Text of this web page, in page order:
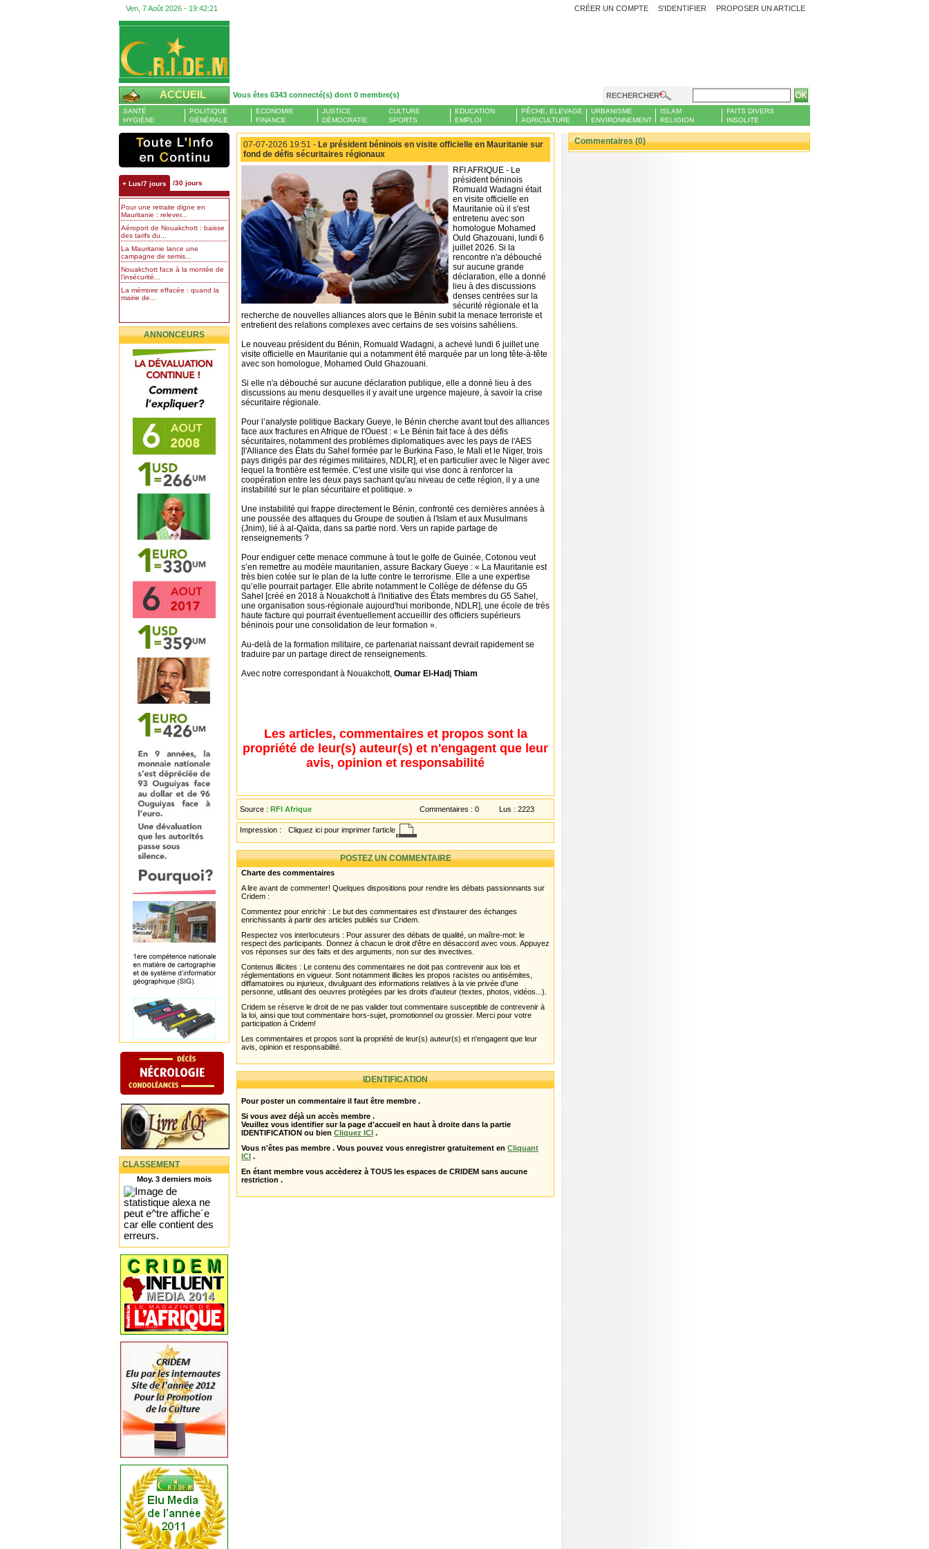
Ven, 7 Août 2026 - 19:42:22 PROPOSER UN ARTICLE
CRÉER UN COMPTE S'IDENTIFIER
ACCUEIL Vous êtes 6343 connecté(s) dont 0 membre(s) RECHERCHER
SANTÉ
HYGIÈNE
POLITIQUE
GÉNÉRALE
ECONOMIE
FINANCE
JUSTICE
DÉMOCRATIE
CULTURE
SPORTS
EDUCATION
EMPLOI
PÊCHE, ELEVAGE
AGRICULTURE
URBANISME
ENVIRONNEMENT
ISLAM
RELIGION
FAITS DIVERS
INSOLITE
+ Lus/7 jours /30 jours
Pour une retraite digne en
Mauritanie : relever...
Aéroport de Nouakchott : baisse
des tarifs du...
La Mauritanie lance une
campagne de semis...
Nouakchott face à la montée de
l’insécurité...
La mémoire effacée : quand la
mairie de...
ANNONCEURS
CLASSEMENT
Moy. 3 derniers mois
07-07-2026 19:51 - Le président béninois en visite officielle en Mauritanie sur
fond de défis sécuritaires régionaux
RFI AFRIQUE - Le
président béninois
Romuald Wadagni était
en visite officielle en
Mauritanie où il s'est
entretenu avec son
homologue Mohamed
Ould Ghazouani, lundi 6
juillet 2026. Si la
rencontre n'a débouché
sur aucune grande
déclaration, elle a donné
lieu à des discussions
denses centrées sur la
sécurité régionale et la
recherche de nouvelles alliances alors que le Bénin subit la menace terroriste et
entretient des relations complexes avec certains de ses voisins sahéliens.
Le nouveau président du Bénin, Romuald Wadagni, a achevé lundi 6 juillet une
visite officielle en Mauritanie qui a notamment été marquée par un long tête-à-tête
avec son homologue, Mohamed Ould Ghazouani.
Si elle n'a débouché sur aucune déclaration publique, elle a donné lieu à des
discussions au menu desquelles il y avait une urgence majeure, à savoir la crise
sécuritaire régionale.
Pour l’analyste politique Backary Gueye, le Bénin cherche avant tout des alliances
face aux fractures en Afrique de l'Ouest : « Le Bénin fait face à des défis
sécuritaires, notamment des problèmes diplomatiques avec les pays de l'AES
[l'Alliance des États du Sahel formée par le Burkina Faso, le Mali et le Niger, trois
pays dirigés par des régimes militaires, NDLR], et en particulier avec le Niger avec
lequel la frontière est fermée. C'est une visite qui vise donc à renforcer la
coopération entre les deux pays sachant qu'au niveau de cette région, il y a une
instabilité sur le plan sécuritaire et politique. »
Une instabilité qui frappe directement le Bénin, confronté ces dernières années à
une poussée des attaques du Groupe de soutien à l'Islam et aux Musulmans
(Jnim), lié à al-Qaïda, dans sa partie nord. Vers un rapide partage de
renseignements ?
Pour endiguer cette menace commune à tout le golfe de Guinée, Cotonou veut
s’en remettre au modèle mauritanien, assure Backary Gueye : « La Mauritanie est
très bien cotée sur le plan de la lutte contre le terrorisme. Elle a une expertise
qu’elle pourrait partager. Elle abrite notamment le Collège de défense du G5
Sahel [créé en 2018 à Nouakchott à l'initiative des États membres du G5 Sahel,
une organisation sous-régionale aujourd'hui moribonde, NDLR], une école de très
haute facture qui pourrait éventuellement accueillir des officiers supérieurs
béninois pour une consolidation de leur formation ».
Au-delà de la formation militaire, ce partenariat naissant devrait rapidement se
traduire par un partage direct de renseignements.
Avec notre correspondant à Nouakchott, Oumar El-Hadj Thiam
Les articles, commentaires et propos sont la
propriété de leur(s) auteur(s) et n'engagent que leur
avis, opinion et responsabilité
Source : RFI Afrique Commentaires : 0 Lus : 2223
Impression : Cliquez ici pour imprimer l'article
POSTEZ UN COMMENTAIRE
Charte des commentaires
A lire avant de commenter! Quelques dispositions pour rendre les débats passionnants sur
Cridem :
Commentez pour enrichir : Le but des commentaires est d'instaurer des échanges
enrichissants à partir des articles publiés sur Cridem.
Respectez vos interlocuteurs : Pour assurer des débats de qualité, un maître-mot: le
respect des participants. Donnez à chacun le droit d'être en désaccord avec vous. Appuyez
vos réponses sur des faits et des arguments, non sur des invectives.
Contenus illicites : Le contenu des commentaires ne doit pas contrevenir aux lois et
réglementations en vigueur. Sont notamment illicites les propos racistes ou antisémites,
diffamatoires ou injurieux, divulguant des informations relatives à la vie privée d'une
personne, utilisant des oeuvres protégées par les droits d'auteur (textes, photos, vidéos...).
Cridem se réserve le droit de ne pas valider tout commentaire susceptible de contrevenir à
la loi, ainsi que tout commentaire hors-sujet, promotionnel ou grossier. Merci pour votre
participation à Cridem!
Les commentaires et propos sont la propriété de leur(s) auteur(s) et n'engagent que leur
avis, opinion et responsabilité.
IDENTIFICATION
Pour poster un commentaire il faut être membre .
Si vous avez déjà un accès membre .
Veuillez vous identifier sur la page d'accueil en haut à droite dans la partie
IDENTIFICATION ou bien Cliquez ICI .
Vous n'êtes pas membre . Vous pouvez vous enregistrer gratuitement en Cliquant
ICI .
En étant membre vous accèderez à TOUS les espaces de CRIDEM sans aucune
restriction .
Commentaires (0)